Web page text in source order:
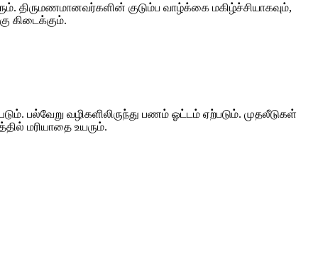
திருமணமானவர்களின் குடும்ப வாழ்க்கை மகிழ்ச்சியாகவும்,
கிடைக்கும்.
பல்வேறு வழிகளிலிருந்து பணம் ஓட்டம் ஏற்படும். முதலீடுகள்
மரியாதை உயரும்.